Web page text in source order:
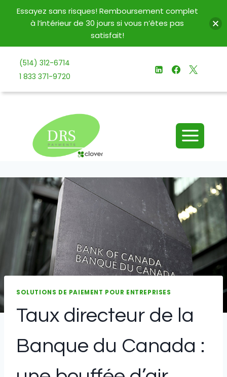
contenu
(514) 312-6714
1 833 371-9720
SOLUTIONS DE PAIEMENT POUR ENTREPRISES
Taux directeur de la
Banque du Canada :
Essayez sans risques! Remboursement complet
à l’intérieur de 30 jours si vous n’êtes pas
satisfait!